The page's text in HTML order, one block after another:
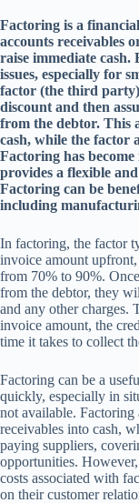
Factoring is a
accounts receivables
raise immediate cash.
issues, especially for
factor (the third party)
discount and then
from the debtor. This
cash, while the factor
Factoring has
provides a flexible
Factoring can be
including
In factoring, the factor
invoice amount
from 70% to 90%.
from the debtor, they
and any other charges.
invoice amount, the
time it takes to collect
Factoring can be a
quickly, especially in
not available. Factoring
receivables into cash,
paying suppliers,
opportunities.
costs associated with
on their customer